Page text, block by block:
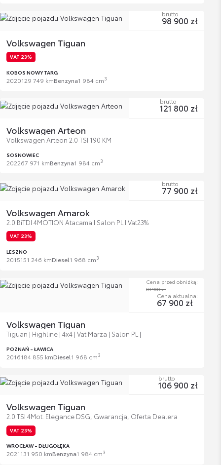
Volkswagen Tiguan
VAT 23%
KOBOS NOWY TARG
2020129 749 kmBenzyna1 984 cm3
brutto
98 900 zł
Volkswagen Arteon
Volkswagen Arteon 2.0 TSI 190 KM
SOSNOWIEC
202267 971 kmBenzyna1 984 cm3
brutto
121 800 zł
Volkswagen Amarok
2.0 BiTDI 4MOTION Atacama I Salon PL I Vat23%
VAT 23%
LESZNO
2015151 246 kmDiesel1 968 cm3
brutto
77 900 zł
Volkswagen Tiguan
Tiguan | Highline | 4x4 | Vat Marża | Salon PL |
POZNAŃ - ŁAWICA
2016184 855 kmDiesel1 968 cm3
Cena przed obniżką:
69 900 zł
Cena aktualna:
67 900 zł
Volkswagen Tiguan
2.0 TSI 4Mot. Elegance DSG, Gwarancja, Oferta Dealera
VAT 23%
WROCŁAW - DŁUGOŁĘKA
2021131 950 kmBenzyna1 984 cm3
brutto
106 900 zł